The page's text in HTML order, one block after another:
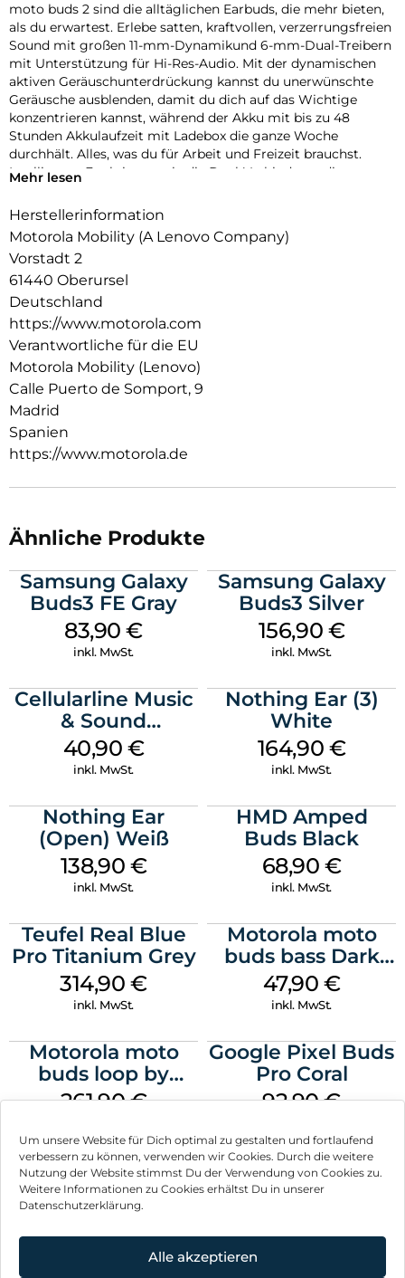
Um unsere Website für Dich optimal zu gestalten und fortlaufend
verbessern zu können, verwenden wir Cookies. Durch die weitere
Nutzung der Website stimmst Du der Verwendung von Cookies zu.
Weitere Informationen zu Cookies erhältst Du in unserer
Datenschutzerklärung.
Alle akzeptieren
moto buds 2 sind die alltäglichen Earbuds, die mehr bieten,
als du erwartest. Erlebe satten, kraftvollen, verzerrungsfreien
Sound mit großen 11-mm-Dynamikund 6-mm-Dual-Treibern
mit Unterstützung für Hi-Res-Audio. Mit der dynamischen
aktiven Geräuschunterdrückung kannst du unerwünschte
Geräusche ausblenden, damit du dich auf das Wichtige
konzentrieren kannst, während der Akku mit bis zu 48
Stunden Akkulaufzeit mit Ladebox die ganze Woche
durchhält. Alles, was du für Arbeit und Freizeit brauchst.
Intelligente Funktionen wie die Dual-Verbindung, die
Leben nahtlos, und das leichte, robuste Design ist für den
Mehr lesen
Herstellerinformation
Motorola Mobility (A Lenovo Company)
Vorstadt 2
61440 Oberursel
Deutschland
https://www.motorola.com
Verantwortliche für die EU
Motorola Mobility (Lenovo)
Calle Puerto de Somport, 9
Madrid
Spanien
https://www.motorola.de
Ähnliche Produkte
Samsung Galaxy
Buds3 FE Gray
83,90€
inkl. MwSt.
Samsung Galaxy
Buds3 Silver
156,90 €
inkl. MwSt.
Cellularline Music
& Sound
Bluetooth
Headphone MAXI
40,90 €
inkl. MwSt.
Nothing Ear (3)
White
164,90 €
inkl. MwSt.
Nothing Ear
(Open) Weiß
138,90 €
inkl. MwSt.
HMD Amped
Buds Black
68,90 €
inkl. MwSt.
Teufel Real Blue
Pro Titanium Grey
314,90€
inkl. MwSt.
Motorola moto
buds bass Dark
Shadow
47,90 €
inkl. MwSt.
Motorola moto
buds loop by
Swarovski French
261,90€
Google Pixel Buds
Pro Coral
92,90€